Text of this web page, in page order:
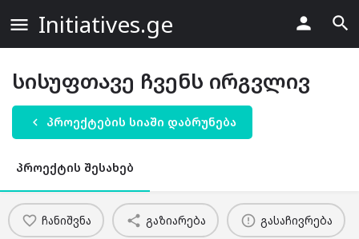
Initiatives.ge
სისუფთავე ჩვენს ირგვლივ
პროექტების სიაში დაბრუნება
პროექტის შესახებ
ჩანიშვნა გაზიარება გასაჩივრება